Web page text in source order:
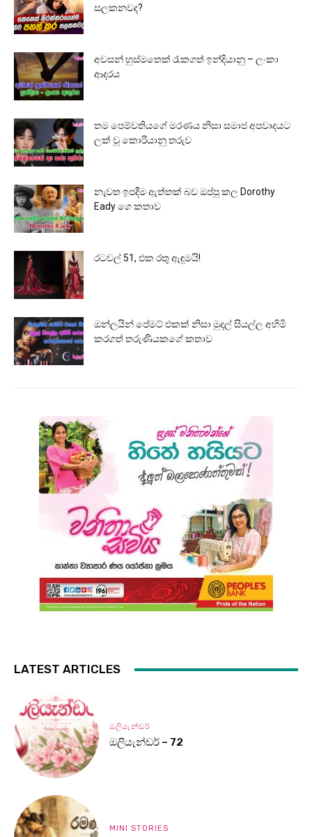
සලකනවද?
අවසන් හුස්මතෙක් රැකගත් ඉන්දියානු – ලංකා
ආදරය
තම පෙම්වතියගේ මරණය නිසා සමාජ අපවාදයට
ලක් වූ කොරියානු තරුව
නැවත ඉපදීම ඇත්තක් බව ඔප්පු කල Dorothy
Eady ගෙ කතාව
රටවල් 51, එක රතු ඇඳුමයි!
ඔන්ලයින් පේමට් එකක් නිසා මුදල් සියල්ල අහිමි
කරගත් තරුණියකගේ කතාව
LATEST ARTICLES
ඔලියැන්ඩර්
ඔලියැන්ඩර් – 72
MINI STORIES